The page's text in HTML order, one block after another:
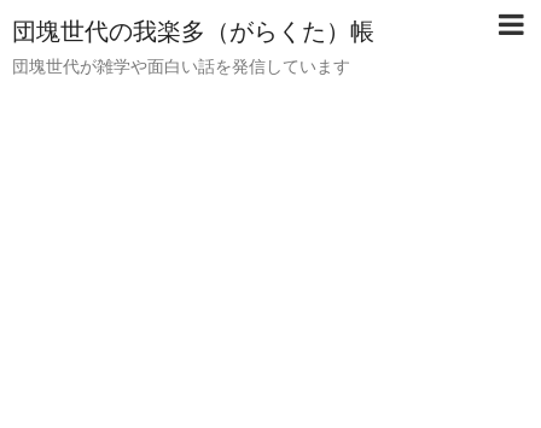
団塊世代の我楽多（がらくた）帳
団塊世代が雑学や面白い話を発信しています